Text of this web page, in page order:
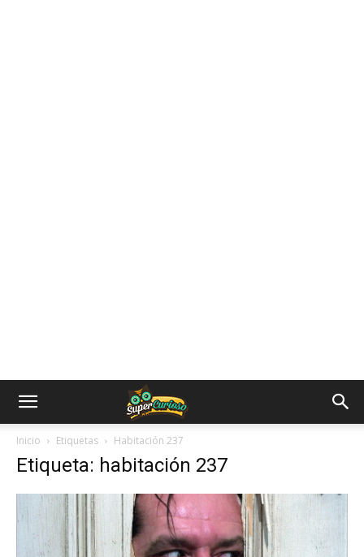
Inicio Etiquetas Habitación 237
Etiqueta: habitación 237